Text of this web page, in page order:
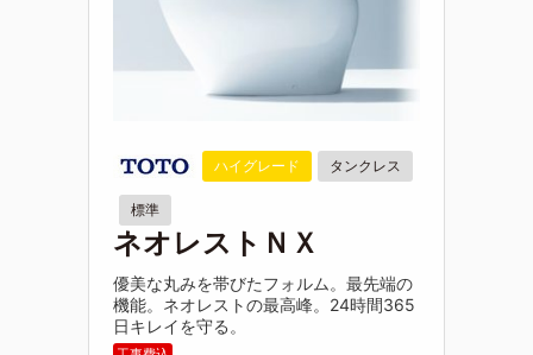
ハイグレード タンクレス
標準
ネオレストＮＸ
優美な丸みを帯びたフォルム。最先端の
機能。ネオレストの最高峰。24時間365
日キレイを守る。